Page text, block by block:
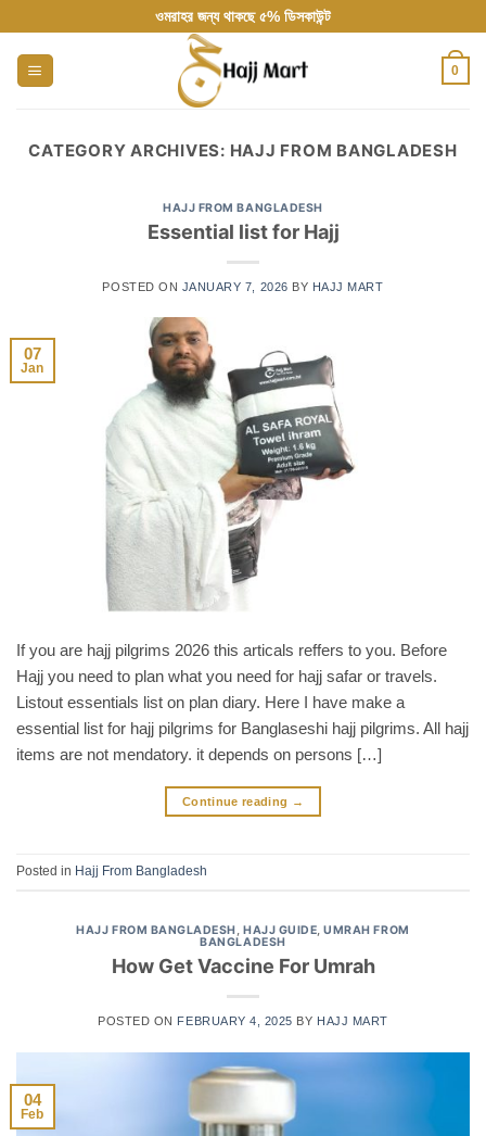
to
content
ওমরাহর জন্য থাকছে ৫% ডিসকাউন্ট
0
CATEGORY ARCHIVES: HAJJ FROM BANGLADESH
HAJJ FROM BANGLADESH
Essential list for Hajj
POSTED ON JANUARY 7, 2026 BY HAJJ MART
07
Jan
If you are hajj pilgrims 2026 this articals reffers to you. Before
Hajj you need to plan what you need for hajj safar or travels.
Listout essentials list on plan diary. Here I have make a
essential list for hajj pilgrims for Banglaseshi hajj pilgrims. All hajj
items are not mendatory. it depends on persons […]
Continue reading →
Posted in Hajj From Bangladesh
HAJJ FROM BANGLADESH , HAJJ GUIDE,UMRAH FROM
BANGLADESH
How Get Vaccine For Umrah
POSTED ON FEBRUARY 4, 2025 BY HAJJ MART
04
Feb